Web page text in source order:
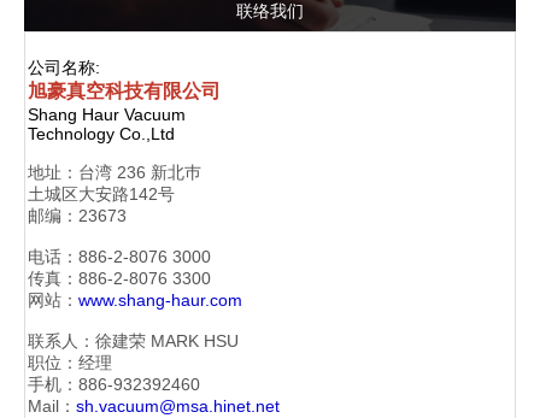
联络我们
公司名称:
旭豪真空科技有限公司
Shang Haur Vacuum
Technology Co.,Ltd
地址： 台湾 236 新北巿
土城区大安路142号
邮编：23673
电话：886-2-8076 3000
传真：886-2-8076 3300
网站： www.shang-haur.com
联系人：徐建荣 MARK HSU
职位：经理
手机：886-932392460
Mail： sh.vacuum@msa.hinet.net